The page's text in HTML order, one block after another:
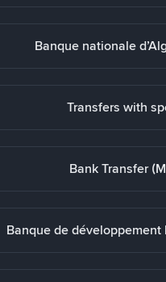
Banque nationale
Transfers with
Bank Transfer
Banque de développement